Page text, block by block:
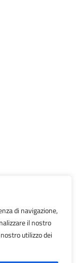
di navigazione,
il nostro
utilizzo dei